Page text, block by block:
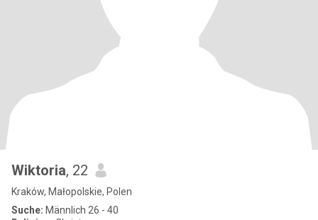
Wiktoria, 22
Kraków, Małopolskie, Polen
Suche: Männlich 26 - 40